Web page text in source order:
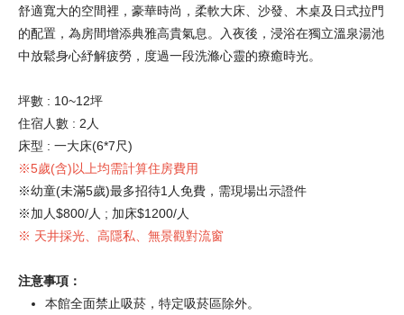
舒適寬大的空間裡，豪華時尚，柔軟大床、沙發、木桌及日式拉門
的配置，為房間增添典雅高貴氣息。入夜後，浸浴在獨立溫泉湯池
中放鬆身心紓解疲勞，度過一段洗滌心靈的療癒時光。
坪數 : 10~12坪
住宿人數 : 2人
床型 : 一大床(6*7尺)
※5歲(含)以上均需計算住房費用
※幼童(未滿5歲)最多招待1人免費，需現場出示證件
※加人$800/人 ; 加床$1200/人
※ 天井採光、高隱私、無景觀對流窗
注意事項：
本館全面禁止吸菸，特定吸菸區除外。